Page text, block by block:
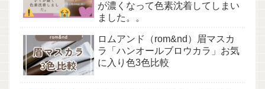
が濃くなって色素沈着してしまい
ました。。
ロムアンド（rom&nd）眉マスカ
ラ「ハンオールブロウカラ」お気
に入り色3色比較